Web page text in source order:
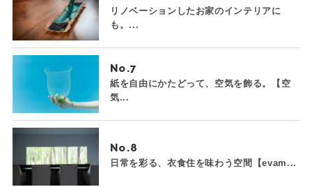
リノベーションしたお家のインテリアに
も。...
No.
紙を自由にかたどって、空気を飾る。【空
気...
No.
日常を彩る、衣食住を味わう空間【evam...